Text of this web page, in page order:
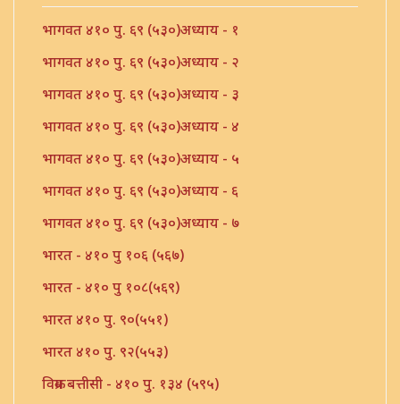
भागवत ४१० पु. ६९ (५३०)अध्याय - १
भागवत ४१० पु. ६९ (५३०)अध्याय - २
भागवत ४१० पु. ६९ (५३०)अध्याय - ३
भागवत ४१० पु. ६९ (५३०)अध्याय - ४
भागवत ४१० पु. ६९ (५३०)अध्याय - ५
भागवत ४१० पु. ६९ (५३०)अध्याय - ६
भागवत ४१० पु. ६९ (५३०)अध्याय - ७
भारत - ४१० पु १०६ (५६७)
भारत - ४१० पु १०८(५६९)
भारत ४१० पु. ९०(५५१)
भारत ४१० पु. ९२(५५३)
विक्रम बत्तीसी - ४१० पु. १३४ (५९५)